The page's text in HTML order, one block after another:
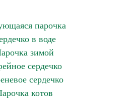
парочка
в воде
зимой
сердечко
сердечко
котов